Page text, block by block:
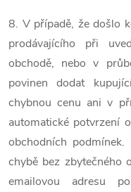
8. V případě, že došlo
prodávajícího při
obchodě, nebo v
povinen dodat
chybnou cenu ani v
automatické potvrzení
obchodních
chybě bez zbytečného
emailovou adresu